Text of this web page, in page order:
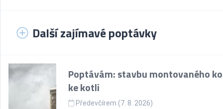
Další zajímavé poptávky
Poptávám: stavbu montovaného
ke kotli
Předevčírem (7. 8. 2026)